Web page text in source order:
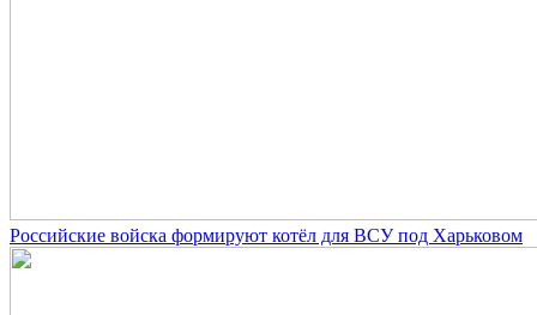
Российские войска формируют котёл для ВСУ под Харьковом